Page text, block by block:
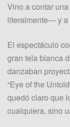
Vino a contar
literalmente— y a
El espectáculo
gran tela blanca
danzaban
“Eye of the
quedó claro que
cualquiera, sino